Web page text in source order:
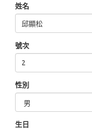
姓名
號次
性別
生日